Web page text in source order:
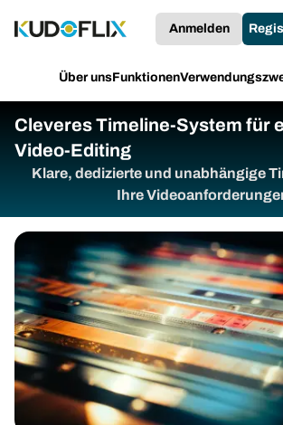
Über unsFunktionen
Anmelden
Cleveres Timeline-System für
Video-Editing
Klare, dedizierte und unabhängige
Ihre